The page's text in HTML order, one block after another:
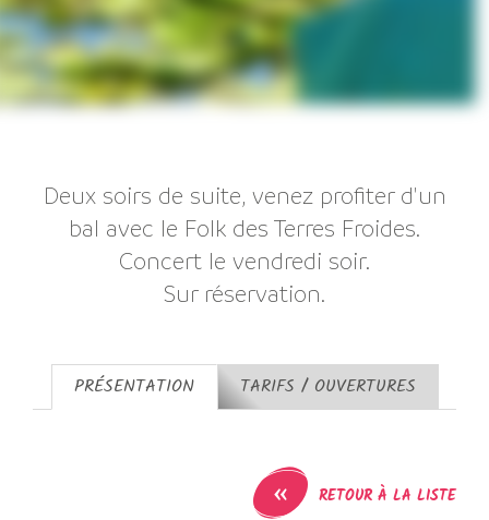
Deux soirs de suite, venez profiter d'un
bal avec le Folk des Terres Froides.
Concert le vendredi soir.
Sur réservation.
PRÉSENTATION TARIFS / OUVERTURES
« RETOUR À LA LISTE